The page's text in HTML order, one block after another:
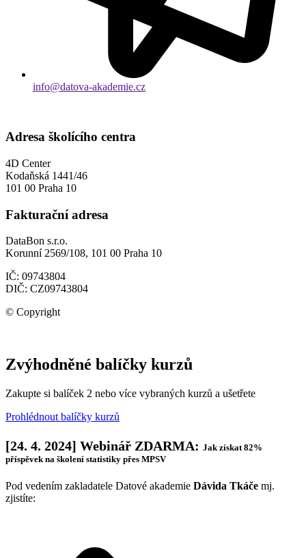
info@datova-akademie.cz
Adresa školícího centra
4D Center
Kodaňská 1441/46
101 00 Praha 10
Fakturační adresa
DataBon s.r.o.
Korunní 2569/108, 101 00 Praha 10
IČ: 09743804
DIČ: CZ09743804
© Copyright
Zvýhodněné balíčky kurzů
Zakupte si balíček 2 nebo více vybraných kurzů a ušetřete
Prohlédnout balíčky kurzů
[24. 4. 2024] Webinář ZDARMA: Jak získat 82%
příspěvek na školení statistiky přes MPSV
Pod vedením zakladatele Datové akademie Dávida Tkáče mj.
zjistíte: